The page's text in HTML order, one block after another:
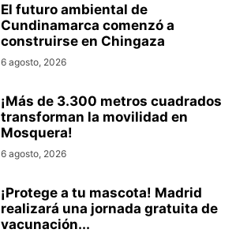
El futuro ambiental de
Cundinamarca comenzó a
construirse en Chingaza
6 agosto, 2026
¡Más de 3.300 metros cuadrados
transforman la movilidad en
Mosquera!
6 agosto, 2026
¡Protege a tu mascota! Madrid
realizará una jornada gratuita de
vacunación...